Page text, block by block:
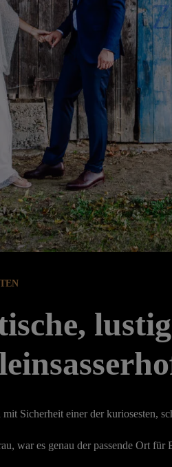
Sicherheit einer der kuriosesten,
war es genau der passende Ort